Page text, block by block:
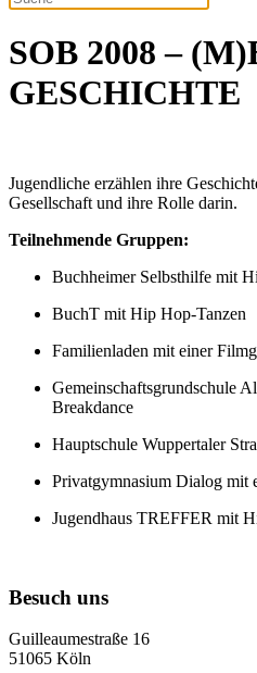
SOB 2008 –
GESCHICHTE
Jugendliche erzählen ihre
Gesellschaft und ihre Rolle darin.
Teilnehmende Gruppen:
Buchheimer Selbsthilfe mit
BuchT mit Hip Hop-Tanzen
Familienladen mit einer
Gemeinschaftsgrundschule
Breakdance
Hauptschule Wuppertaler
Privatgymnasium Dialog mit
Jugendhaus TREFFER mit
Besuch uns
Guilleaumestraße 16
51065 Köln